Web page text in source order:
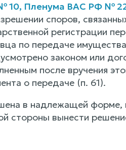
10, Пленума ВАС РФ №
споров,
регистрации
по передаче
законом или
после вручения
о передаче (п. 61).
в надлежащей форме,
стороны вынести